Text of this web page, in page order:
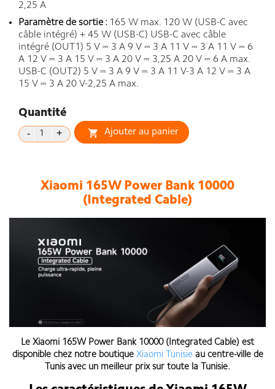
2,25 A
Paramètre de sortie : 165 W max. 120 W (USB-C avec
câble intégré) + 45 W (USB-C) USB-C avec câble
intégré (OUT1) 5 V ⎓ 3 A 9 V ⎓ 3 A 11 V ⎓ 3 A 11 V ⎓ 6
A 12 V ⎓ 3 A 15 V ⎓ 3 A 20 V ⎓ 3,25 A 20 V ⎓ 6 A max.
USB-C (OUT2) 5 V ⎓ 3 A 9 V ⎓ 3 A 11 V-3 A 12 V ⎓ 3 A
15 V ⎓ 3 A 20 V-2,25 A max.
Quantité
 Ajouter au panier
Xiaomi 165W Power Bank 10000
(Integrated Cable)
Le Xiaomi 165W Power Bank 10000 (Integrated Cable) est
disponible chez notre boutique Xiaomi Tunisie au centre-ville de
Tunis avec un meilleur prix sur toute la Tunisie.